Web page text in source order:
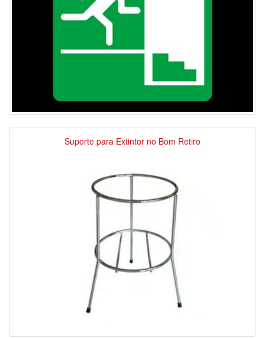
Suporte para Extintor no Bom Retiro